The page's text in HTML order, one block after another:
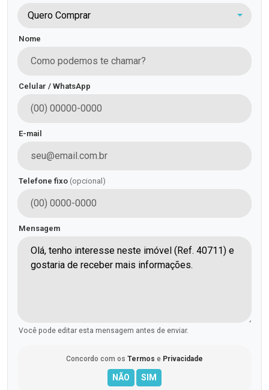
Quero Comprar
Nome
Celular / WhatsApp
E-mail
Telefone fixo (opcional)
Mensagem
Você pode editar esta mensagem antes de enviar.
Concordo com os Termos e Privacidade